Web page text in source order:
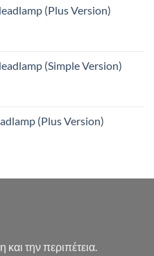
(Plus Version)
(Simple Version)
(Plus Version)
την περιπέτεια.